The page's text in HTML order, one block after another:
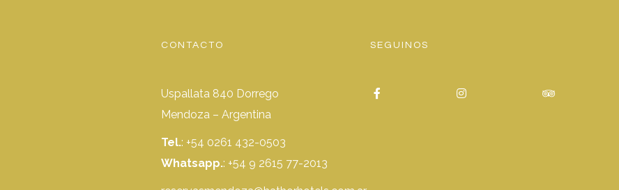
CONTACTO
Uspallata 840 Dorrego
Mendoza – Argentina
Tel.: +54 0261 432-0503
Whatsapp.: +54 9 2615 77-2013
SEGUINOS